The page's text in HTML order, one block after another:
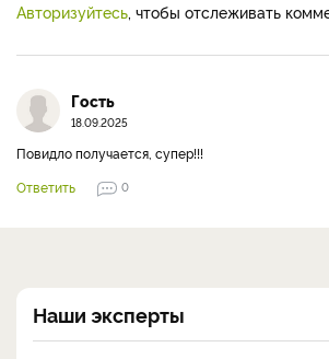
Авторизуйтесь, чтобы отслеживать
Гость
18.09.2025
Повидло получается, супер!!!
Ответить
0
Наши эксперты